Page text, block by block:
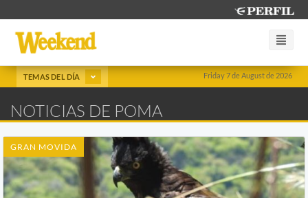
Friday 7 de August de 2026
TEMAS DEL DÍA
NOTICIAS DE POMA
GRAN MOVIDA